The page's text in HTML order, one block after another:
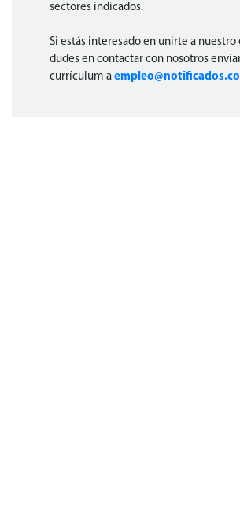
sectores indicados.
Si estás interesado en unirte a nuestro
dudes en contactar con nosotros
currículum a